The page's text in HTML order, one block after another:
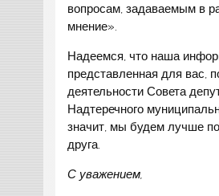
вопросам, задаваемым в
мнение».
Надеемся, что наша
представленная для вас,
деятельности Совета
Надтеречного
значит, мы будем лучше
друга.
С уважением,